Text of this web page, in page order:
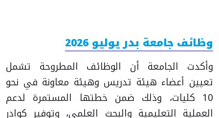
وظائف جامعة بدر يوليو 2026
وأكدت الجامعة أن الوظائف المطروحة تشمل
تعيين أعضاء هيئة تدريس وهيئة معاونة في نحو
10 كليات، وذلك ضمن خطتها المستمرة لدعم
العملية التعليمية والبحث العلمي، وتوفير كوادر